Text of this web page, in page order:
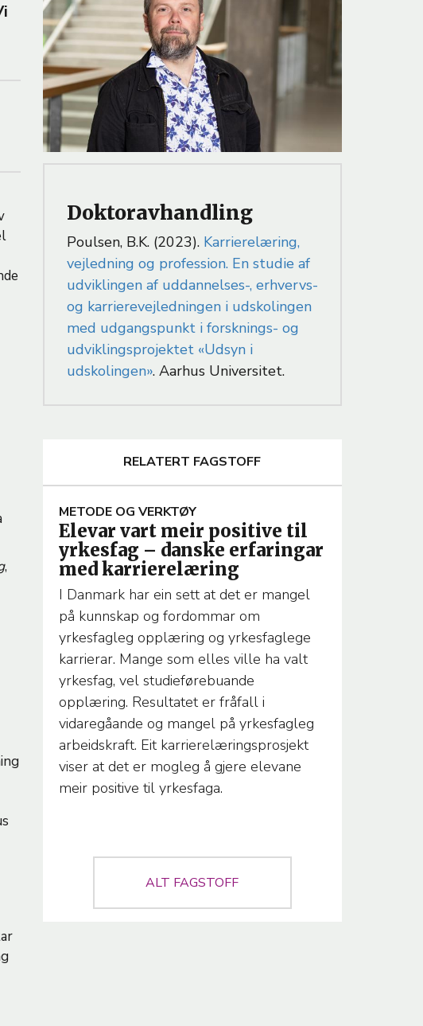
,
d
e
Doktoravhandling
Poulsen, B.K. (2023). Karrierelæring,
vejledning og profession. En studie af
udviklingen af uddannelses-, erhvervs-
og karrierevejledningen i udskolingen
med udgangspunkt i forsknings- og
udviklingsprojektet «Udsyn i
udskolingen». Aarhus Universitet.
RELATERT FAGSTOFF
A
R
T
I
C
E
T
E
M
A
METODE OG VERKTØY
Elevar vart meir positive til
yrkesfag – danske erfaringar
med karrierelæring
I Danmark har ein sett at det er mangel
på kunnskap og fordommar om
yrkesfagleg opplæring og yrkesfaglege
karrierar. Mange som elles ville ha valt
yrkesfag, vel studieførebuande
opplæring. Resultatet er fråfall i
vidaregåande og mangel på yrkesfagleg
arbeidskraft. Eit karrierelæringsprosjekt
viser at det er mogleg å gjere elevane
meir positive til yrkesfaga.
ALT FAGSTOFF